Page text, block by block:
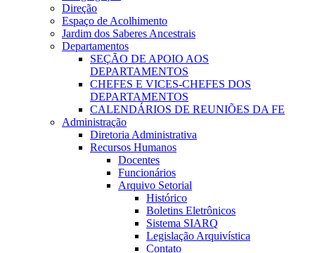
Direção
Espaço de Acolhimento
Jardim dos Saberes Ancestrais
Departamentos
SEÇÃO DE APOIO AOS
DEPARTAMENTOS
CHEFES E VICES-CHEFES DOS
DEPARTAMENTOS
CALENDÁRIOS DE REUNIÕES DA FE
Administração
Diretoria Administrativa
Recursos Humanos
Docentes
Funcionários
Arquivo Setorial
Histórico
Boletins Eletrônicos
Sistema SIARQ
Legislação Arquivística
Contato